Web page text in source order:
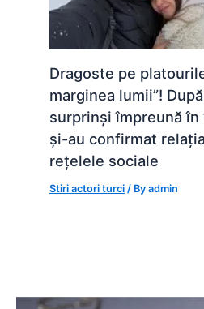
Dragoste pe
marginea lumii”!
surprinși împreună în
și-au confirmat
rețelele sociale
Stiri actori turci / Byadmin